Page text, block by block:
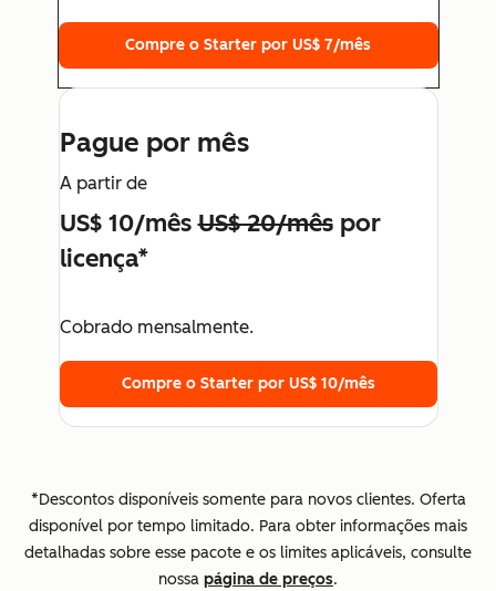
Compre o Starter por US$ 7/mês
Pague por mês
A partir de
US$ 10/mêsUS$ 20/mêspor
licença*
Cobrado mensalmente.
Compre o Starter por US$ 10/mês
*Descontos disponíveis somente para novos clientes. Oferta
disponível por tempo limitado. Para obter informações mais
detalhadas sobre esse pacote e os limites aplicáveis, consulte
nossa página de preços.